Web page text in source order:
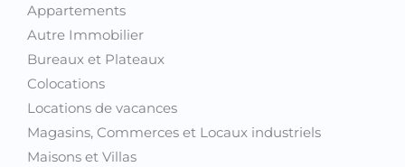
Appartements
Autre Immobilier
Bureaux et Plateaux
Colocations
Locations de vacances
Magasins, Commerces et Locaux industriels
Maisons et Villas